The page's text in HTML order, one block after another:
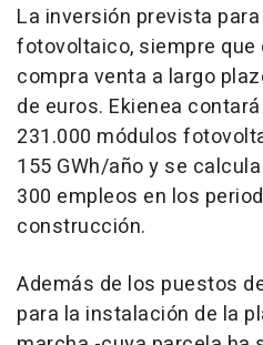
La inversión prevista
fotovoltaico, siempre
compra venta a largo
de euros. Ekienea
231.000 módulos
155 GWh/año y se
300 empleos en los
construcción.
Además de los puestos
para la instalación de la